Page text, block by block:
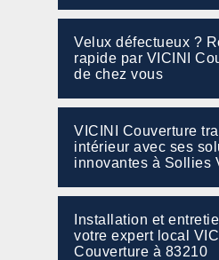
Velux défectueux ?
rapide par VICINI
de chez vous
VICINI Couverture
intérieur avec ses
innovantes à Sollies
Installation et
votre expert local
Couverture à 83210